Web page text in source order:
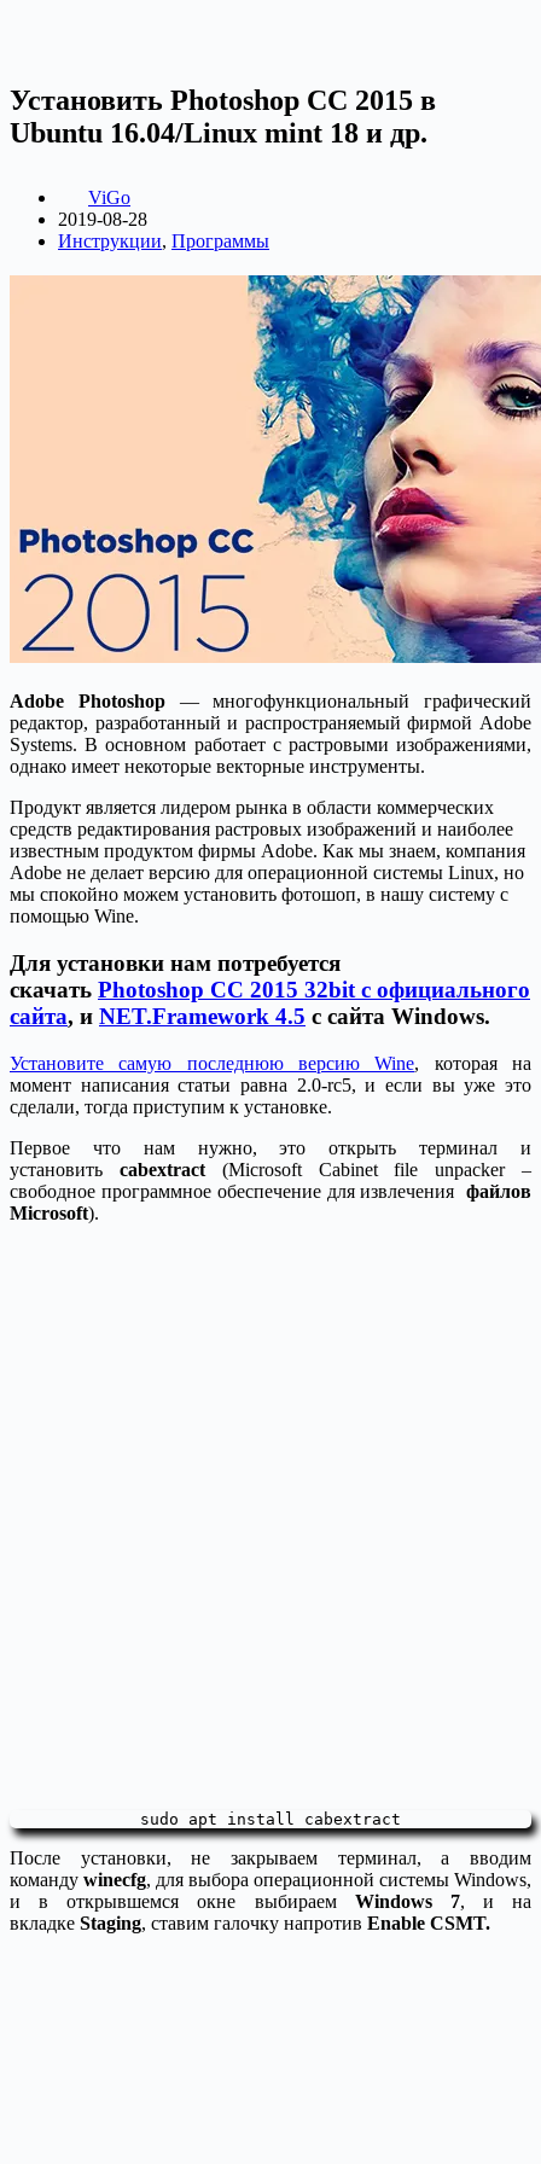
Установить Photoshop CC 2015 в
Ubuntu 16.04/Linux mint 18 и др.
ViGo
2019-08-28
Инструкции, Программы
Adobe Photoshop— многофункциональный графический
редактор, разработанный и распространяемый фирмой Adobe
Systems. В основном работает с растровыми изображениями,
однако имеет некоторые векторные инструменты.
Продукт является лидером рынка в области коммерческих
средств редактирования растровых изображений и наиболее
известным продуктом фирмы Adobe. Как мы знаем, компания
Adobe не делает версию для операционной системы Linux, но
мы спокойно можем установить фотошоп, в нашу систему с
помощью Wine.
Для установки нам потребуется
скачать Photoshop CC 2015 32bit с официального
сайта, и NET.Framework 4.5 с сайта Windows.
Установите самую последнюю версию Wine, которая на
момент написания статьи равна 2.0-rc5, и если вы уже это
сделали, тогда приступим к установке.
Первое что нам нужно, это открыть терминал и
установить cabextract(Microsoft Cabinet file unpacker –
свободное программное обеспечение для извлечения файлов
Microsoft).
sudo apt install cabextract
После установки, не закрываем терминал, а вводим
команду winecfg, для выбора операционной системы Windows,
и в открывшемся окне выбираем Windows 7, и на
вкладке Staging, ставим галочку напротив Enable CSMT.